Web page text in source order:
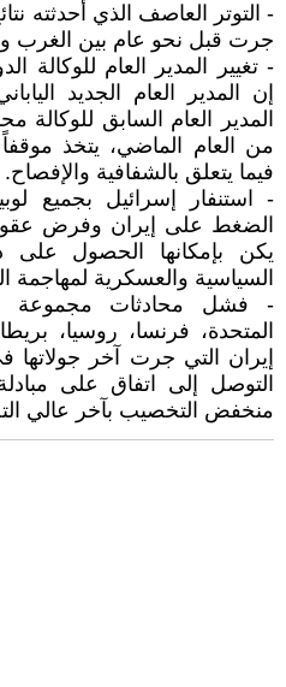
- التوتر العاصف الذي أحدثته
جرت قبل نحو عام بين الغرب
- تغيير المدير العام للوكالة
إن المدير العام الجديد
المدير العام السابق للوكالة
من العام الماضي، يتخذ
فيما يتعلق بالشفافية والإفصاح.
- استنفار إسرائيل بجميع
الضغط على إيران وفرض
يكن بإمكانها الحصول
السياسية والعسكرية لمهاجمة
- فشل محادثات مجموعة
المتحدة، فرنسا، روسيا،
إيران التي جرت آخر
التوصل إلى اتفاق على
منخفض التخصيب بآخر عالي